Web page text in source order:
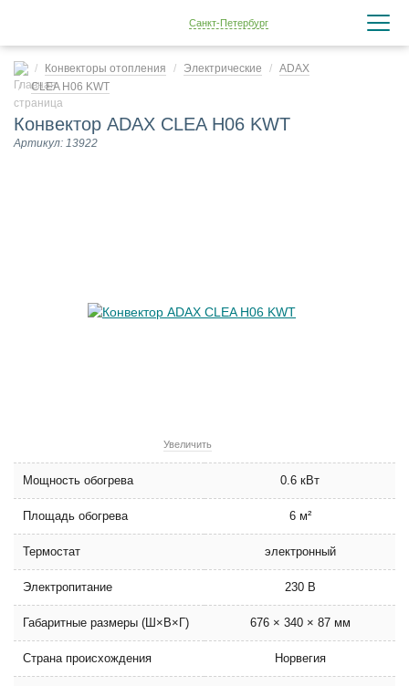
Санкт-Петербург
Конвекторы отопления Электрические
ADAX
CLEA H06 KWT
Конвектор ADAX CLEA H06 KWT
Артикул: 13922
Увеличить
Мощность обогрева 0.6 кВт
Площадь обогрева 6 м²
Термостат электронный
Электропитание 230 В
Габаритные размеры (Ш×В×Г) 676 × 340 × 87 мм
Страна происхождения Норвегия